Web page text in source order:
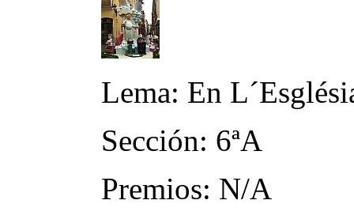
Lema: En
Sección: 6ªA
Premios: N/A